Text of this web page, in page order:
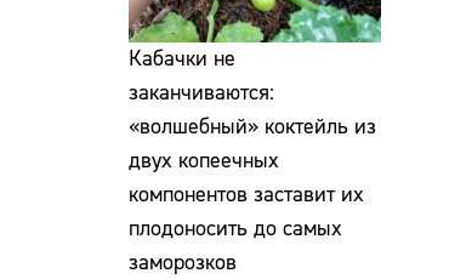
Кабачки не
заканчиваются:
«волшебный» коктейль из
двух копеечных
компонентов заставит их
плодоносить до самых
заморозков